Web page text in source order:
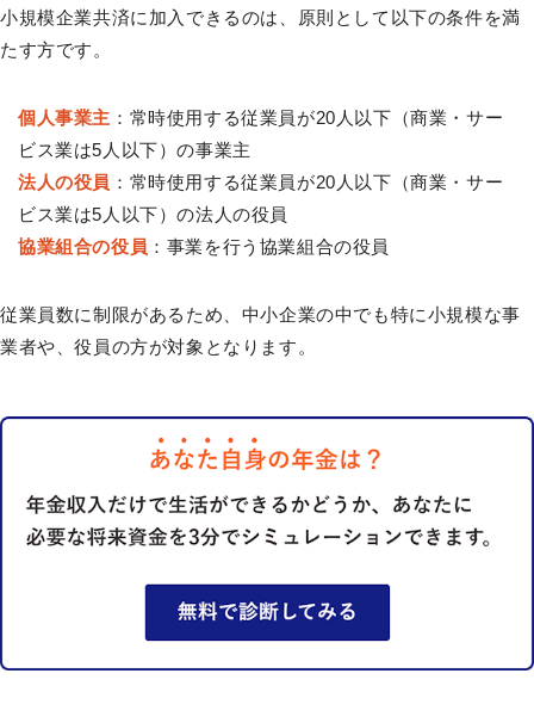
小規模企業共済に加入できるのは、原則として以下の条件を満
たす方です。
個人事業主 ：常時使用する従業員が20人以下（商業・サー
ビス業は5人以下）の事業主
法人の役員 ：常時使用する従業員が20人以下（商業・サー
ビス業は5人以下）の法人の役員
協業組合の役員 ：事業を行う協業組合の役員
従業員数に制限があるため、中小企業の中でも特に小規模な事
業者や、役員の方が対象となります。